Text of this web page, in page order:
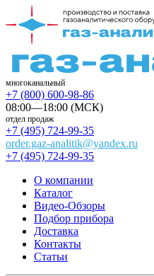
многоканальный
+7 (800) 600-98-86
08:00—18:00 (МСК)
отдел продаж
+7 (495) 724-99-35
order.gaz-analitik@yandex.ru
+7 (495) 724-99-35
О компании
Каталог
Видео-Обзоры
Подбор прибора
Доставка
Контакты
Статьи